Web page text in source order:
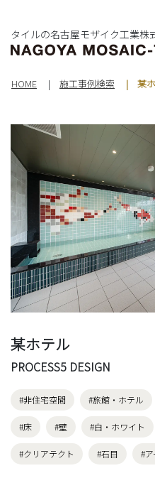
タイルの名古屋モザイク工業株
HOME 施工事例検索 某
某ホテル
PROCESS5 DESIGN
#非住宅空間 #旅館・ホテル
#床 #壁 #白・ホワイト
#クリアテクト #石目 #ア